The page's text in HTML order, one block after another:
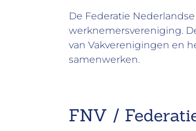
De Federatie
werknemersvereniging.
van Vakverenigingen en
samenwerken.
FNV /